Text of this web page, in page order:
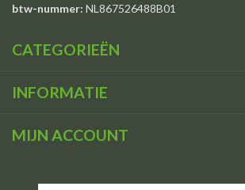
btw-nummer: NL867526488B01
CATEGORIEËN
INFORMATIE
MIJN ACCOUNT